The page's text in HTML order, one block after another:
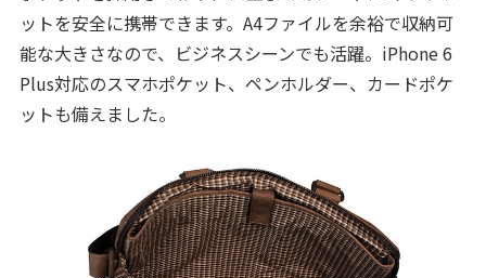
ットを安全に携帯できます。A4ファイルを余裕で収納可
能な大きさなので、ビジネスシーンでも活躍。iPhone 6
Plus対応のスマホポケット、ペンホルダー、カードポケ
ットも備えました。